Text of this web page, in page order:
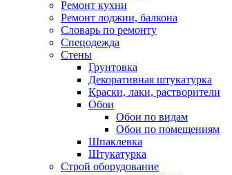
Ремонт кухни
Ремонт лоджии, балкона
Словарь по ремонту
Спецодежда
Стены
Грунтовка
Декоративная штукатурка
Краски, лаки, растворители
Обои
Обои по видам
Обои по помещениям
Шпаклевка
Штукатурка
Строй оборудование